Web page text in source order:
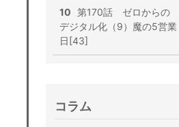
10 第170話 ゼロからの
デジタル化（9）魔の5営業
日[43]
コラム